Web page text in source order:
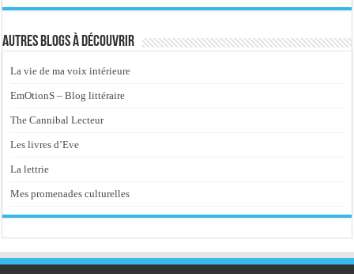
Autres blogs à découvrir
La vie de ma voix intérieure
EmOtionS – Blog littéraire
The Cannibal Lecteur
Les livres d’Eve
La lettrie
Mes promenades culturelles